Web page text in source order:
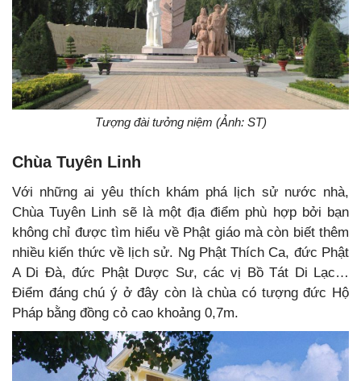
Tượng đài tưởng niệm (Ảnh: ST)
Chùa Tuyên Linh
Với những ai yêu thích khám phá lịch sử nước nhà,
Chùa Tuyên Linh sẽ là một địa điểm phù hợp bởi bạn
không chỉ được tìm hiểu về Phật giáo mà còn biết thêm
nhiều kiến thức về lịch sử. Ng Phật Thích Ca, đức Phật
A Di Đà, đức Phật Dược Sư, các vị Bồ Tát Di Lạc…
Điểm đáng chú ý ở đây còn là chùa có tượng đức Hộ
Pháp bằng đồng cỏ cao khoảng 0,7m.